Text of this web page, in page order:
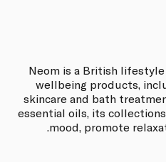
Neom is a British
wellbeing products,
skincare and bath
essential oils, its
mood, promote